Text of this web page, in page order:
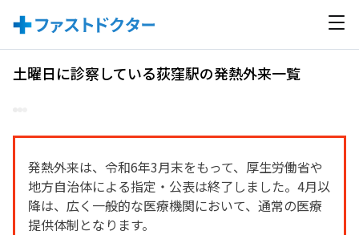
土曜日に診察している荻窪駅の発熱外来一覧
発熱外来は、令和6年3月末をもって、厚生労働省や
地方自治体による指定・公表は終了しました。4月以
降は、広く一般的な医療機関において、通常の医療
提供体制となります。